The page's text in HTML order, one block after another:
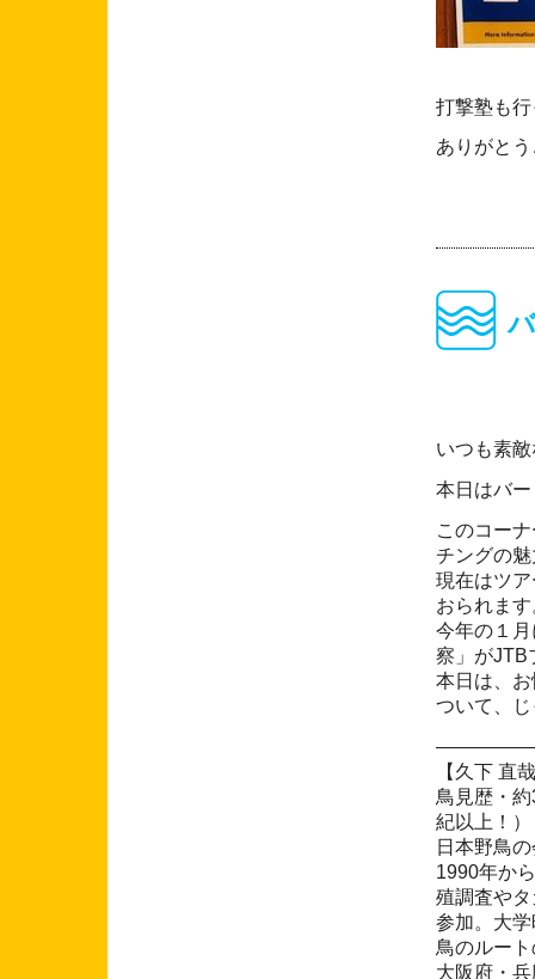
打撃塾も
ありがと
いつも素
本日はバ
このコー
チングの
現在はツ
おられます
今年の１
察」がJTB
本日は、
ついて、
【久下 直
鳥見歴・
紀以上！
日本野鳥
1990年か
殖調査や
参加。大
鳥のルー
大阪府・